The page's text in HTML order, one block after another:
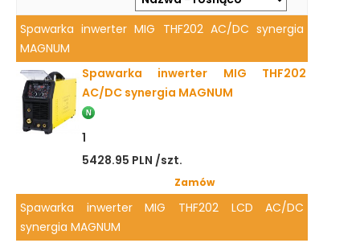
Spawarka inwerter MIG THF202 AC/DC synergia
MAGNUM
Spawarka inwerter MIG THF202
AC/DC synergia MAGNUM
1
5428.95 PLN /szt.
Zamów
Spawarka inwerter MIG THF202 LCD AC/DC
synergia MAGNUM